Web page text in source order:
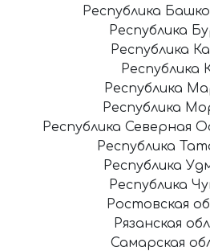
Республика
Республика
Республика
Республика
Республика
Республика
Республика Северная
Республика
Республика
Республика
Ростовская
Рязанская
Самарская